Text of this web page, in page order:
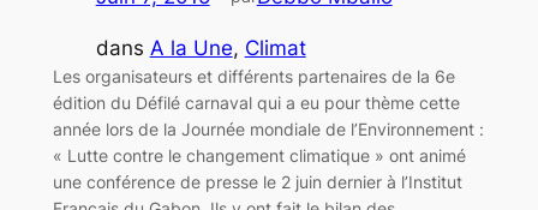
dans A la Une, Climat
Les organisateurs et différents partenaires de la 6e
édition du Défilé carnaval qui a eu pour thème cette
année lors de la Journée mondiale de l’Environnement :
« Lutte contre le changement climatique » ont animé
une conférence de presse le 2 juin dernier à l’Institut